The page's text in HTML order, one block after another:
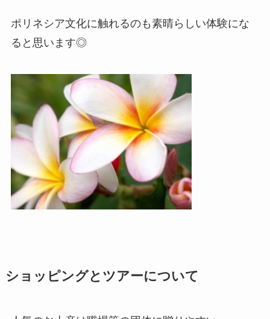
ポリネシア文化に触れるのも素晴らしい体験にな
ると思います◎
ショッピングとツアーについて